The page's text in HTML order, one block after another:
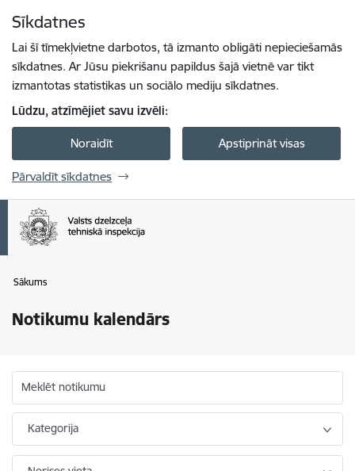
Sīkdatnes
Lai šī tīmekļvietne darbotos, tā izmanto obligāti nepieciešamās
sīkdatnes. Ar Jūsu piekrišanu papildus šajā vietnē var tikt
izmantotas statistikas un sociālo mediju sīkdatnes.
Lūdzu, atzīmējiet savu izvēli:
Noraidīt Apstiprināt visas
Pārvaldīt sīkdatnes
Sākums
Notikumu kalendārs
Meklēt notikumu
Kategorija